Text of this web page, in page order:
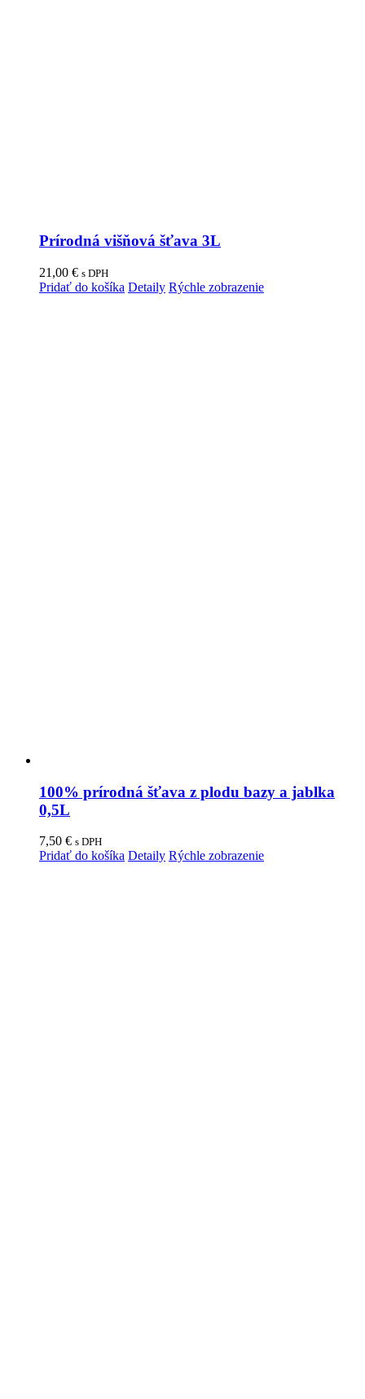
Prírodná višňová šťava 3L
21,00 € s DPH
Pridať do košíka Detaily Rýchle zobrazenie
100% prírodná šťava z plodu bazy a jablka
0,5L
7,50 € s DPH
Pridať do košíka Detaily Rýchle zobrazenie